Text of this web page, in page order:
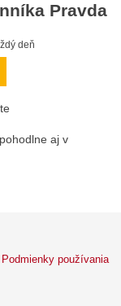
Pravda
deň
aj v
Podmienky používania